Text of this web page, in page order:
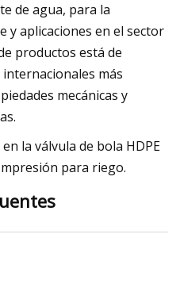
de agua, para la
y aplicaciones en el sector
productos está de
más
mecánicas y
la válvula de bola HDPE
para riego.